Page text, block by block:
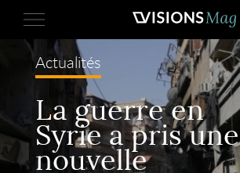
Actualités
La guerre en
Syrie a pris une
nouvelle